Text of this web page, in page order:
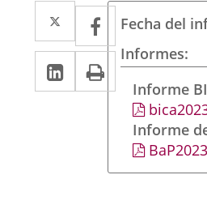
Twitter
Enlace
a
una
aplicación
externa.
Facebook
Enlace
a
una
aplicación
externa.
LinkedIn
Enlace
a
aplicación
externa.
Imprimir
Fecha del
Informes
Informe
Informe